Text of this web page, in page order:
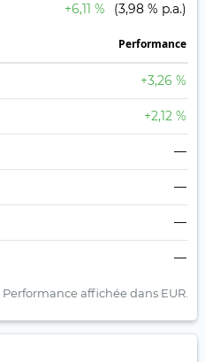
+6,11 % (3,98 % p.a.)
Performance
+3,26 %
+2,12 %
—
—
—
—
Performance affichée dans EUR.